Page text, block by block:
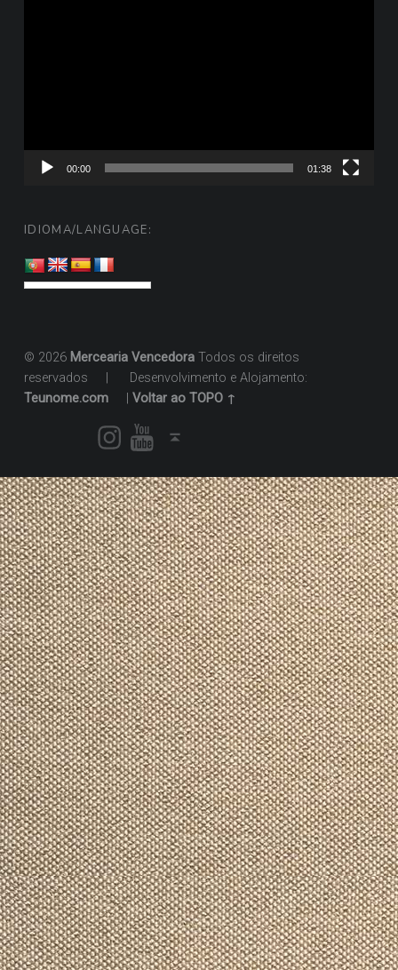
00:00 01:38
IDIOMA/LANGUAGE:
© 2026 Mercearia VencedoraTodos os direitos
reservados
Desenvolvimento e Alojamento:
Teunome.com
Voltar ao TOPO ↑
InstagramYoutube